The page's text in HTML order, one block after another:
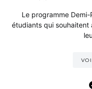
Le programme
étudiants qui souhaitent